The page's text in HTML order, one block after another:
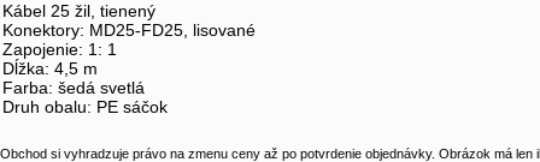
Kábel 25 žil, tienený
Konektory: MD25-FD25, lisované
Zapojenie: 1: 1
Dĺžka: 4,5 m
Farba: šedá svetlá
Druh obalu: PE sáčok
Obchod si vyhradzuje právo na zmenu ceny až po potvrdenie objednávky. Obrázok má len